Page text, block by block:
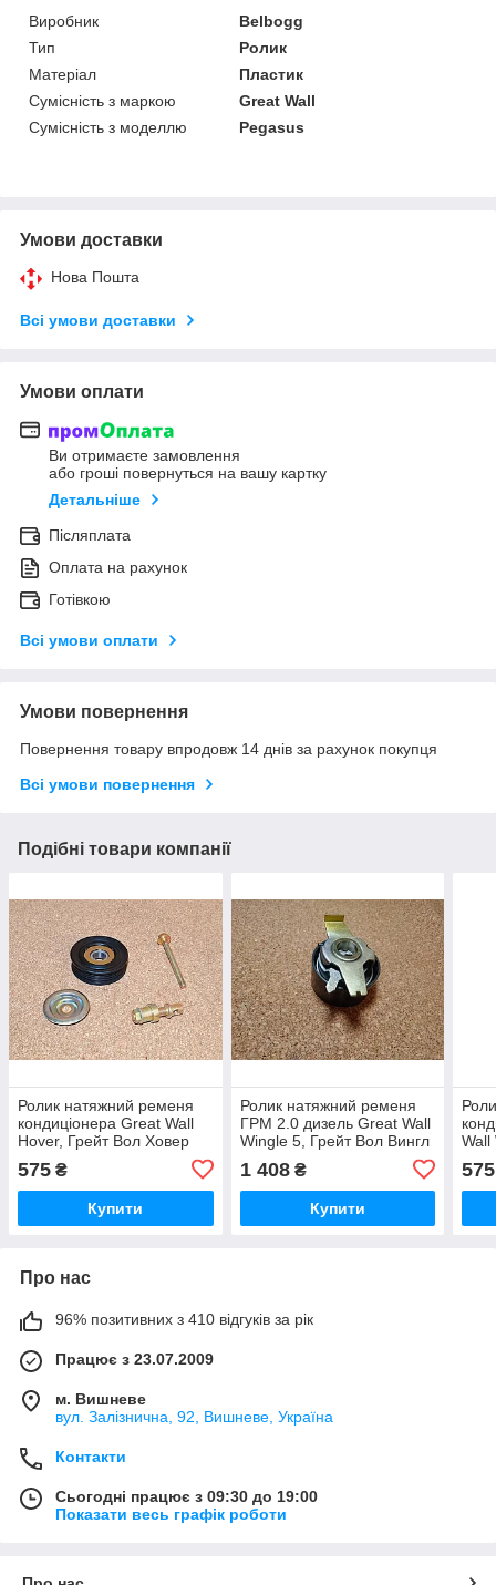
Виробник
Belbogg
Тип
Ролик
Матеріал
Пластик
Сумісність з маркою
Great Wall
Сумісність з моделлю
Pegasus
Умови доставки
Нова Пошта
Всі умови доставки
Умови оплати
Ви отримаєте замовлення
або гроші повернуться на вашу картку
Детальніше
Післяплата
Оплата на рахунок
Готівкою
Всі умови оплати
Умови повернення
Повернення товару впродовж 14 днів за рахунок покупця
Всі умови повернення
Подібні товари компанії
Ролик натяжний ременя
кондиціонера Great Wall
Hover, Грейт Вол Ховер
575 ₴
Купити
Ролик натяжний ременя
ГРМ 2.0 дизель Great Wall
Wingle 5, Грейт Вол Вингл
1 408₴
Купити
Wall
575
Про нас
96% позитивних з 410 відгуків за рік
Працює з 23.07.2009
м. Вишневе
вул. Залізнична, 92, Вишневе, Україна
Контакти
Сьогодні працює з 09:30 до 19:00
Показати весь графік роботи